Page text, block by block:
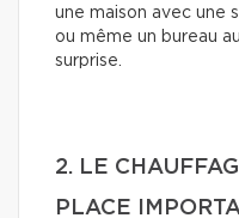
une maison avec une
ou même un bureau
surprise.
2. LE
PLACE